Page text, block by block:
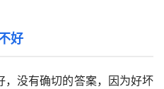
好
没有确切的答案，因为好坏